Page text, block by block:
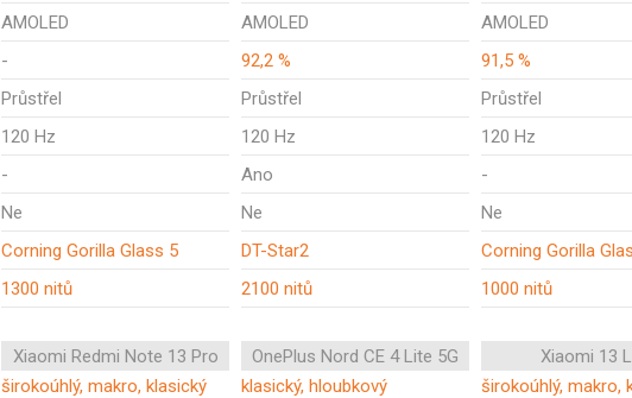
AMOLED AMOLED
AMOLED
- 92,2 %
91,5 %
Průstřel Průstřel
Průstřel
120 Hz 120 Hz
120 Hz
- Ano
-
Ne Ne
Ne
Corning Gorilla Glass 5 DT-Star2
Corning Gorilla
1300 nitů 2100 nitů 1000 nitů
Xiaomi Redmi Note 13 Pro OnePlus Nord CE 4 Lite 5G
Xiaomi 13
širokoúhlý, makro, klasický klasický, hloubkový
širokoúhlý, makro,